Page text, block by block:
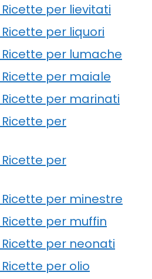
per lievitati
per liquori
per lumache
per maiale
per marinati
per
per
per minestre
per muffin
per neonati
per olio